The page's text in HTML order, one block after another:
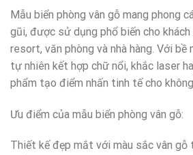
Mẫu biển phòng vân gỗ mang phong
gũi, được sử dụng phổ biến cho
resort, văn phòng và nhà hàng. Với
tự nhiên kết hợp chữ nổi, khắc laser
phẩm tạo điểm nhấn tinh tế cho
Ưu điểm của mẫu biển phòng vân gỗ:
Thiết kế đẹp mắt với màu sắc vân gỗ